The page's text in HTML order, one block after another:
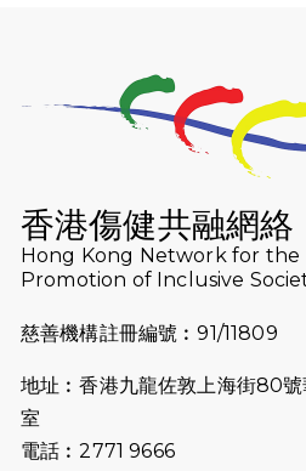
2026-07-23
猛龍長跑隊恆
（19:00開始
猛龍長跑隊恆
2026-07-10
【猛龍戈壁
融網絡15周年
2026-07-09
猛龍長跑隊恆
2026-07-02
香港傷健共融網絡
Hong Kong Network for the
Promotion of Inclusive
慈善機構註冊編號︰91/11809
地址︰香港九龍佐敦上海街80號
室
電話︰2771 9666